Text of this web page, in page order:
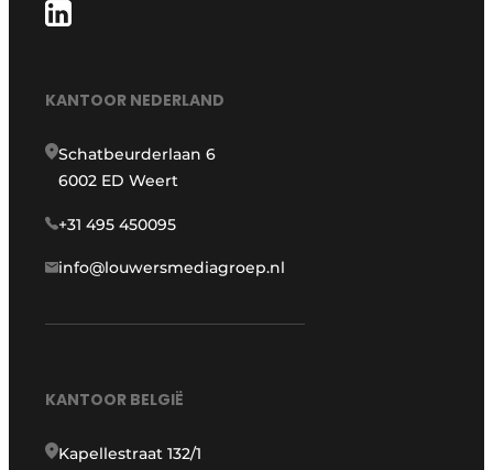
KANTOOR NEDERLAND
Schatbeurderlaan 6
6002 ED Weert
+31 495 450095
info@louwersmediagroep.nl
KANTOOR BELGIË
Kapellestraat 132/1